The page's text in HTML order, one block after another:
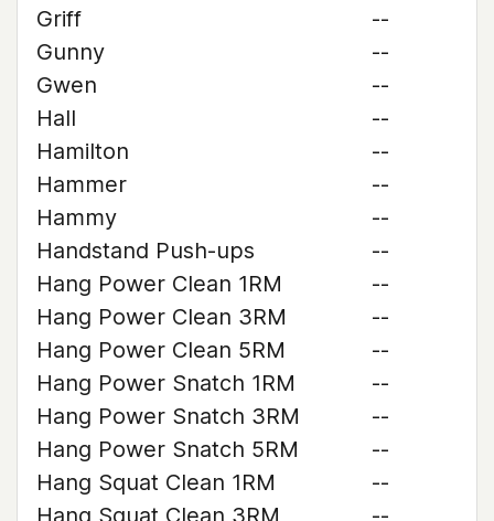
Griff
--
Gunny
--
Gwen
--
Hall
--
Hamilton
--
Hammer
--
Hammy
--
Handstand Push-ups
--
Hang Power Clean 1RM
--
Hang Power Clean 3RM
--
Hang Power Clean 5RM
--
Hang Power Snatch 1RM
--
Hang Power Snatch 3RM
--
Hang Power Snatch 5RM
--
Hang Squat Clean 1RM
--
Hang Squat Clean 3RM
--